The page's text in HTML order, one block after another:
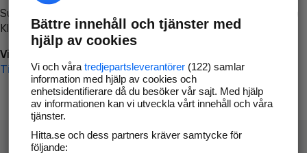
Surfa till
Klicka påTillbaka-knappen i webbläsaren och försök igen
Vi beklagar besväret!
Till startsidan
Bättre innehåll och tjänster med
hjälp av cookies
Vi och våra tredjepartsleverantörer(122) samlar
information med hjälp av cookies och
enhetsidentifierare då du besöker vår sajt. Med hjälp
av informationen kan vi utveckla vårt innehåll och våra
tjänster.
Hitta.se och dess partners kräver samtycke för
följande: